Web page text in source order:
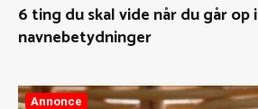
6 ting du skal vide når du går op i
navnebetydninger
Annonce